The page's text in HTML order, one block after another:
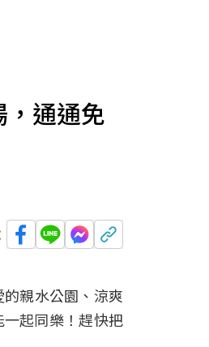
通通免
親水公園、涼爽
起同樂！趕快把